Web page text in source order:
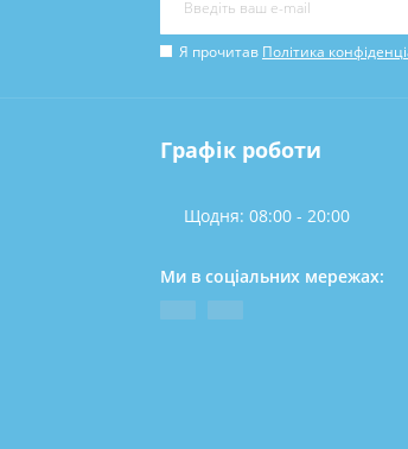
Я прочитав Політика
Графік роботи
Щодня: 08:00 - 20:00
Ми в соціальних мережах: